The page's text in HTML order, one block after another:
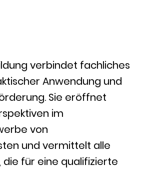
verbindet fachliches
Anwendung und
Sie eröffnet
im
von
und vermittelt alle
die für eine qualifizierte